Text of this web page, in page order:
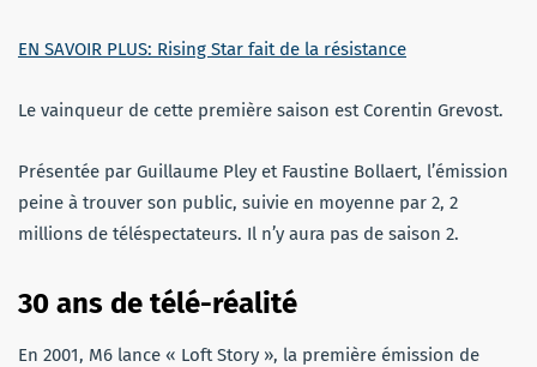
EN SAVOIR PLUS: Rising Star fait de la résistance
Le vainqueur de cette première saison est Corentin Grevost.
Présentée par Guillaume Pley et Faustine Bollaert, l’émission
peine à trouver son public, suivie en moyenne par 2, 2
millions de téléspectateurs. Il n’y aura pas de saison 2.
30 ans de télé-réalité
En 2001, M6 lance « Loft Story », la première émission de